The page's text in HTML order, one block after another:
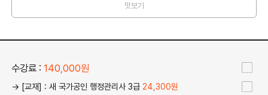
맛보기
수강료 :140,000원
→ [교재] : 새 국가공인 행정관리사 3급 24,300원